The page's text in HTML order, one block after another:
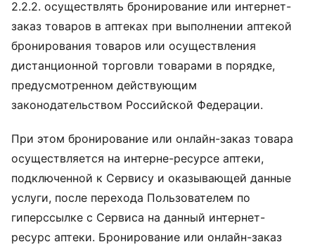
2.2.2. осуществлять бронирование или интернет-
заказ товаров в аптеках при выполнении аптекой
бронирования товаров или осуществления
дистанционной торговли товарами в порядке,
предусмотренном действующим
законодательством Российской Федерации.
При этом бронирование или онлайн-заказ товара
осуществляется на интерне-ресурсе аптеки,
подключенной к Сервису и оказывающей данные
услуги, после перехода Пользователем по
гиперссылке с Сервиса на данный интернет-
ресурс аптеки. Бронирование или онлайн-заказ